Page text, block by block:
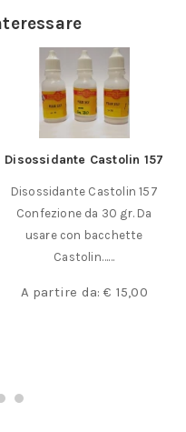
Disossidante Castolin 157
Disossidante Castolin 157
Confezione da 30 gr. Da
usare con bacchette
Castolin……
A partire da:€ 15,00